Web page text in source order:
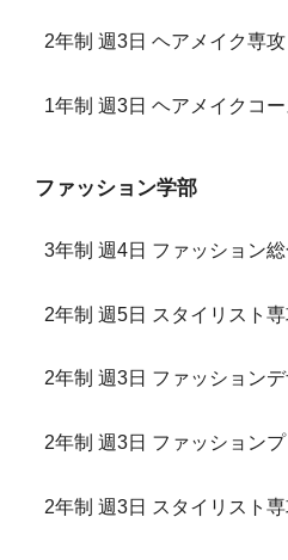
2年制 週3日 ヘアメイク専攻
1年制 週3日 ヘアメイクコー
ファッション学部
3年制 週4日 ファッション
2年制 週5日 スタイリスト
2年制 週3日 ファッション
2年制 週3日 ファッション
2年制 週3日 スタイリスト